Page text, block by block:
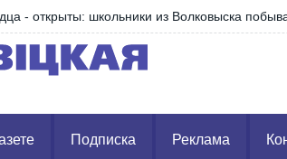
- открыты: школьники из Волковыска
Подписка Реклама